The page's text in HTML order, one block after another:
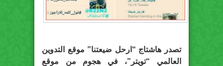
تصدر هاشتاج “ارحل ضيعتنا” موقع التدوين
العالمي “تويتر”، في هجوم من موقع